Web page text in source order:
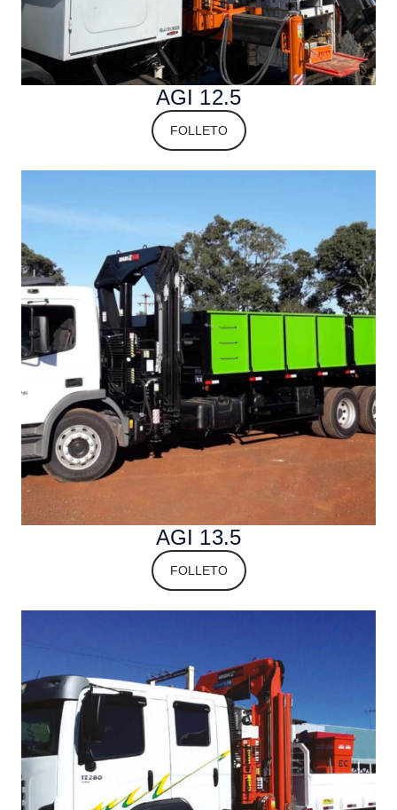
AGI 12.5
FOLLETO
AGI 13.5
FOLLETO